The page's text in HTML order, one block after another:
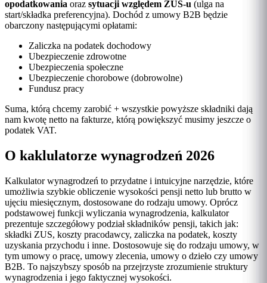
opodatkowania oraz sytuacji względem ZUS-u (ulga na
start/składka preferencyjna). Dochód z umowy B2B będzie
obarczony następującymi opłatami:
Zaliczka na podatek dochodowy
Ubezpieczenie zdrowotne
Ubezpieczenia społeczne
Ubezpieczenie chorobowe (dobrowolne)
Fundusz pracy
Suma, którą chcemy zarobić + wszystkie powyższe składniki dają
nam kwotę netto na fakturze, którą powiększyć musimy jeszcze o
podatek VAT.
O kaklulatorze wynagrodzeń 2026
Kalkulator wynagrodzeń to przydatne i intuicyjne narzędzie, które
umożliwia szybkie obliczenie wysokości pensji netto lub brutto w
ujęciu miesięcznym, dostosowane do rodzaju umowy. Oprócz
podstawowej funkcji wyliczania wynagrodzenia, kalkulator
prezentuje szczegółowy podział składników pensji, takich jak:
składki ZUS, koszty pracodawcy, zaliczka na podatek, koszty
uzyskania przychodu i inne. Dostosowuje się do rodzaju umowy, w
tym umowy o pracę, umowy zlecenia, umowy o dzieło czy umowy
B2B. To najszybszy sposób na przejrzyste zrozumienie struktury
wynagrodzenia i jego faktycznej wysokości.